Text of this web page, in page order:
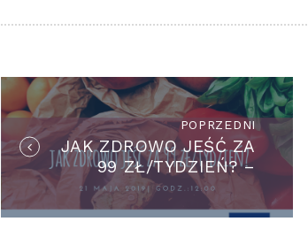
WPISU
POPRZEDNI
Previous
post:
JAK ZDROWO JEŚĆ ZA
99 ZŁ/TYDZIEŃ? –
WARSZTAT DLA
SENIORÓW